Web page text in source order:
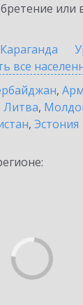
или
Караганда
все
,
Литва,
, Эстония